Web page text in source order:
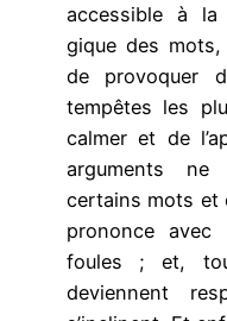
accessible à
gique des
de provoquer
tempêtes les
calmer et de
arguments ne
certains mots et
prononce avec
foules ; et,
deviennent